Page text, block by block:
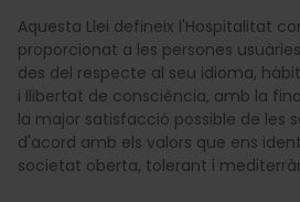
Aquesta Llei defineix l'Hospitalitat
proporcionat a les persones
des del respecte al seu idioma,
i llibertat de consciència, amb la
la major satisfacció possible de les
d'acord amb els valors que ens
societat oberta, tolerant i